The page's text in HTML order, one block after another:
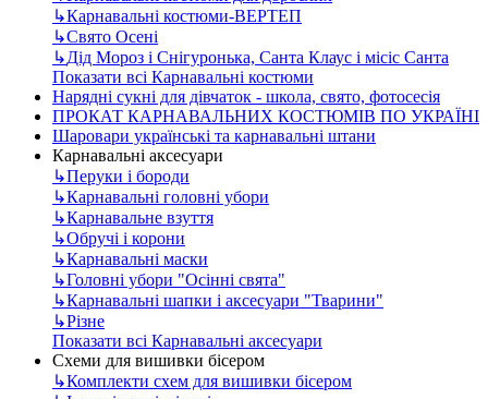
↳Карнавальні костюми-ВЕРТЕП
↳Свято Осені
↳Дід Мороз і Снігуронька, Санта Клаус і місіс Санта
Показати всі Карнавальні костюми
Нарядні сукні для дівчаток - школа, свято, фотосесія
ПРОКАТ КАРНАВАЛЬНИХ КОСТЮМІВ ПО УКРАЇНІ
Шаровари українські та карнавальні штани
Карнавальні аксесуари
↳Перуки і бороди
↳Карнавальні головні убори
↳Карнавальне взуття
↳Обручі і корони
↳Карнавальні маски
↳Головні убори "Осінні свята"
↳Карнавальні шапки і аксесуари "Тварини"
↳Різне
Показати всі Карнавальні аксесуари
Схеми для вишивки бісером
↳Комплекти схем для вишивки бісером